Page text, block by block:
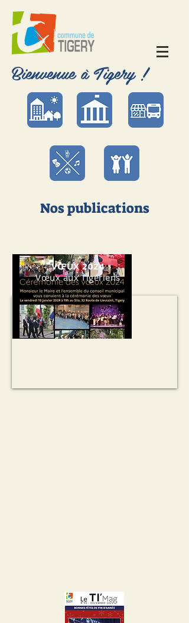
Bienvenue à Tigery !
Nos publications
VŒUX 2024
Vœux aux Tigériens